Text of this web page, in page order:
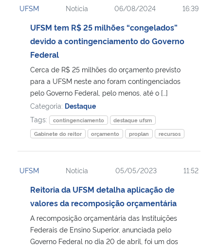
Ministério da Cidadania
Ministério de Minas e Energia
Ministério da Ciência, Tecnologia, Inovações e Comunicações
Ministério do Meio Ambiente
Ministério do Turismo
Controladoria-Geral da União
Ministério da Mulher, da Família e dos Direitos Humanos
Secretaria-Geral
UFSM Notícia 06/08/2024 16:39
UFSM tem R$ 25 milhões “congelados”
devido a contingenciamento do Governo
Federal
Cerca de R$ 25 milhões do orçamento previsto
para a UFSM neste ano foram contingenciados
pelo Governo Federal, pelo menos, até o […]
Categoria: Destaque
Tags:
contingenciamento
destaque ufsm
Gabinete do reitor
orçamento proplan recursos
UFSM Notícia 05/05/2023 11:52
Reitoria da UFSM detalha aplicação de
valores da recomposição orçamentária
A recomposição orçamentária das Instituições
Federais de Ensino Superior, anunciada pelo
Governo Federal no dia 20 de abril, foi um dos